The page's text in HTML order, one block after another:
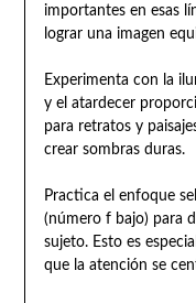
importantes en esas
lograr una imagen
Experimenta con la
y el atardecer
para retratos y
crear sombras duras.
Practica el enfoque
(número f bajo) para
sujeto. Esto es
que la atención se